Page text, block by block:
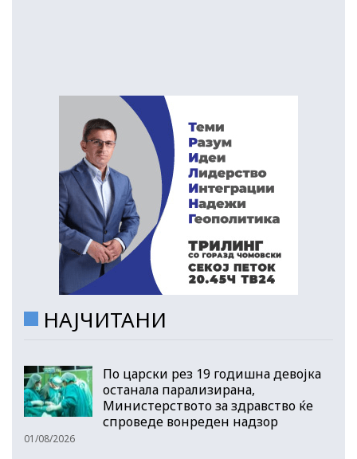
НАЈЧИТАНИ
По царски рез 19 годишна девојка
останала парализирана,
Министерството за здравство ќе
спроведе вонреден надзор
01/08/2026